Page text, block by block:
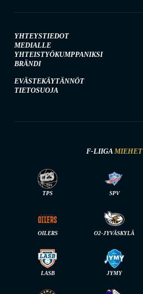
YHTEYSTIEDOT
MEDIALLE
YHTEISTYÖKUMPPANIKSI
BRÄNDI
EVÄSTEKÄYTÄNNÖT
TIETOSUOJA
F-LIIGA MIEHET
TPS SPV
OILERS O2-JYVÄSKYLÄ
LASB JYMY